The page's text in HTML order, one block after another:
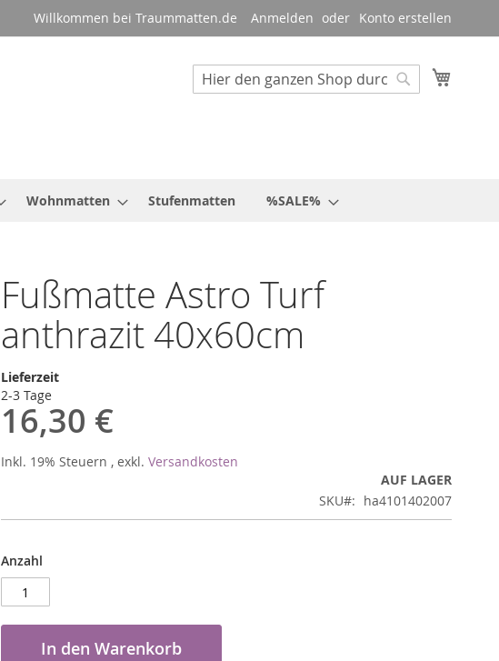
Willkommen bei Traummatten.de Anmelden Konto erstellen
Suche
Wohnmatten Stufenmatten %SALE%
Fußmatte Astro Turf
anthrazit 40x60cm
Lieferzeit
2-3 Tage
16,30 €
Inkl. 19% Steuern , exkl. Versandkosten
AUF LAGER
SKU
ha4101402007
Anzahl
In den Warenkorb